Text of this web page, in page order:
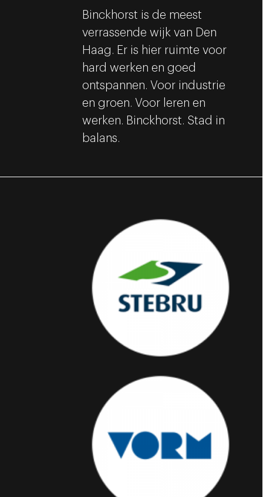
Binckhorst is de meest
verrassende wijk van Den
Haag. Er is hier ruimte voor
hard werken en goed
ontspannen. Voor industrie
en groen. Voor leren en
werken. Binckhorst. Stad in
balans.